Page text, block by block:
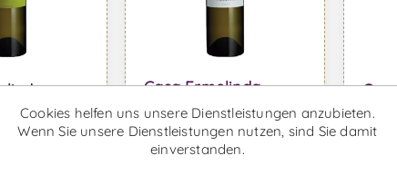
MwSt.
Casa Ermelinda
Freitas Sauvignon
Blanc Verdelho -
Weißwein
Ab €12,57 inkl. MwSt. Ab
Cookies helfen uns unsere Dienstleistungen anzubieten.
Wenn Sie unsere Dienstleistungen nutzen, sind Sie damit
einverstanden.